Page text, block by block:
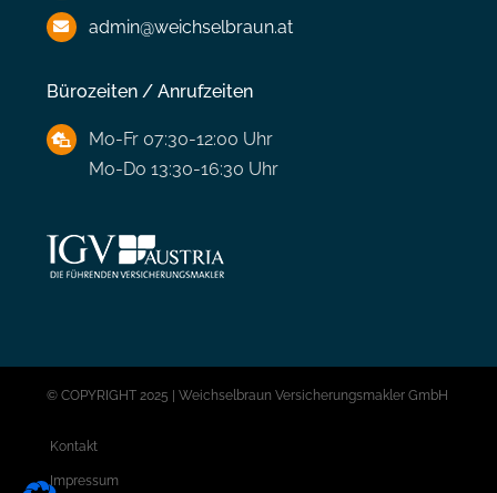
admin@weichselbraun.at
Bürozeiten / Anrufzeiten
Mo-Fr 07:30-12:00 Uhr
Mo-Do 13:30-16:30 Uhr
© COPYRIGHT 2025 | Weichselbraun Versicherungsmakler GmbH
Kontakt
Impressum